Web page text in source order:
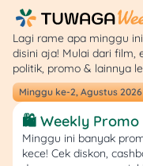
diambil. Misalnya,
mau nabung santai
nggak buru-buru
cuan karena
buat pendidikan
nggak masalah kalau
kamu investasi di reksa
dana atau emas.
Lagi rame apa minggu
disini aja! Mulai dari film,
politik, promo & lainnya
Minggu ke-2, Agustus 2026
🛍️ Weekly Promo
Minggu ini banyak
kece! Cek diskon,